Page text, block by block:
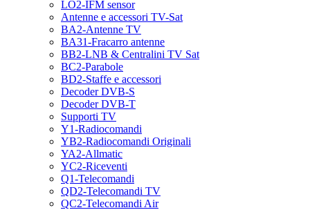
LO2-IFM sensor
Antenne e accessori TV-Sat
BA2-Antenne TV
BA31-Fracarro antenne
BB2-LNB & Centralini TV Sat
BC2-Parabole
BD2-Staffe e accessori
Decoder DVB-S
Decoder DVB-T
Supporti TV
Y1-Radiocomandi
YB2-Radiocomandi Originali
YA2-Allmatic
YC2-Riceventi
Q1-Telecomandi
QD2-Telecomandi TV
QC2-Telecomandi Air